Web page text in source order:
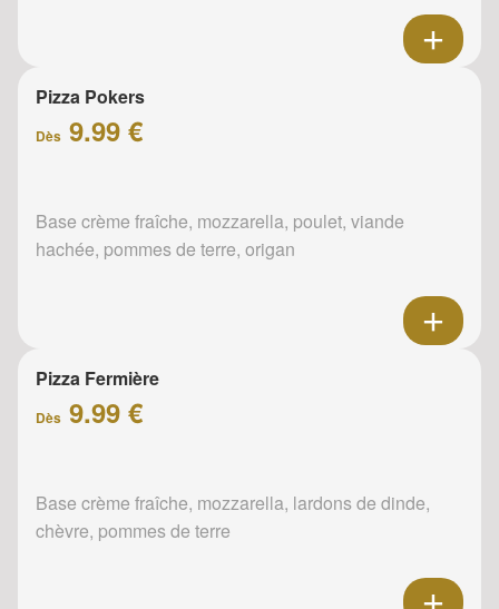
Pizza Pokers
Dès 9.99 €
Base crème fraîche, mozzarella, poulet, viande
hachée, pommes de terre, origan
Pizza Fermière
Dès 9.99 €
Base crème fraîche, mozzarella, lardons de dinde,
chèvre, pommes de terre